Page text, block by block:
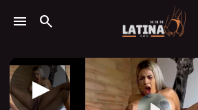
menu search